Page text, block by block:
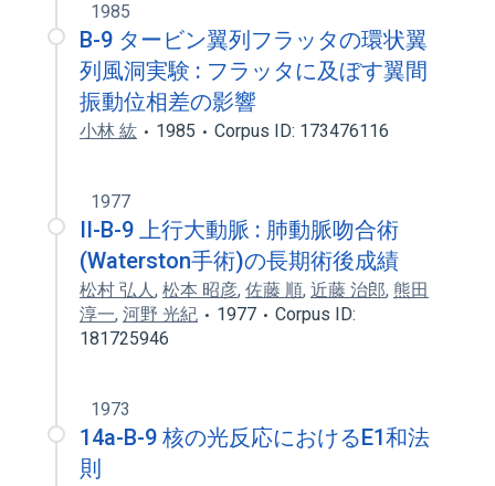
1985
B-9 タービン翼列フラッタの環状翼
列風洞実験 : フラッタに及ぼす翼間
振動位相差の影響
小林 紘 1985 Corpus ID: 173476116
1977
II-B-9 上行大動脈 : 肺動脈吻合術
(Waterston手術)の長期術後成績
松村 弘人, 松本 昭彦, 佐藤 順, 近藤 治郎, 熊田
淳一, 河野 光紀 1977
Corpus ID:
181725946
1973
14a-B-9 核の光反応におけるE1和法
則